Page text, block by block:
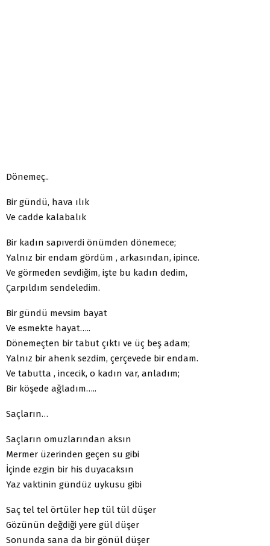
Dönemeç..
Bir gündü, hava ılık
Ve cadde kalabalık
Bir kadın sapıverdi önümden dönemece;
Yalnız bir endam gördüm , arkasından, ipince.
Ve görmeden sevdiğim, işte bu kadın dedim,
Çarpıldım sendeledim.
Bir gündü mevsim bayat
Ve esmekte hayat…..
Dönemeçten bir tabut çıktı ve üç beş adam;
Yalnız bir ahenk sezdim, çerçevede bir endam.
Ve tabutta , incecik, o kadın var, anladım;
Bir köşede ağladım…..
Saçların…
Saçların omuzlarından aksın
Mermer üzerinden geçen su gibi
İçinde ezgin bir his duyacaksın
Yaz vaktinin gündüz uykusu gibi
Saç tel tel örtüler hep tül tül düşer
Gözünün değdiği yere gül düşer
Sonunda sana da bir gönül düşer